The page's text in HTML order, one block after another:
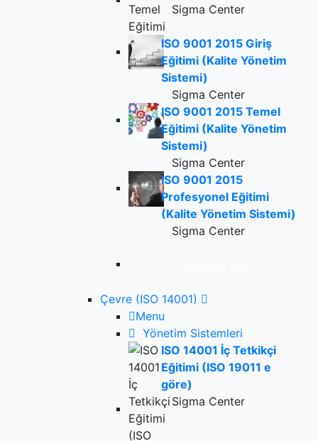
Sigma Center
ISO 9001 2015 Giriş
Eğitimi (Kalite Yönetim
Sistemi)
Sigma Center
ISO 9001 2015 Temel
Eğitimi (Kalite Yönetim
Sistemi)
Sigma Center
ISO 9001 2015
Profesyonel Eğitimi
(Kalite Yönetim Sistemi)
Sigma Center
Çevre (ISO 14001)
Menu
Yönetim Sistemleri
ISO 14001 İç Tetkikçi
Eğitimi (ISO 19011 e
göre)
Sigma Center